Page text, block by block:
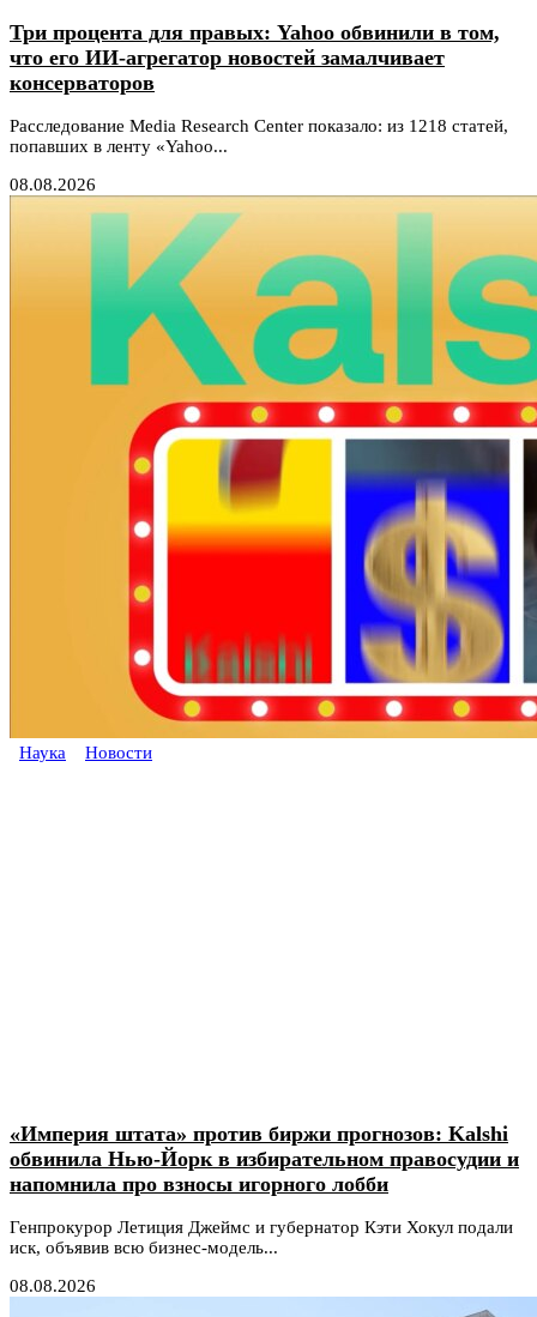
Три процента для правых: Yahoo обвинили в том,
что его ИИ-агрегатор новостей замалчивает
консерваторов
Расследование Media Research Center показало: из 1218 статей,
попавших в ленту «Yahoo...
08.08.2026
Наука Новости
«Империя штата» против биржи прогнозов: Kalshi
обвинила Нью-Йорк в избирательном правосудии и
напомнила про взносы игорного лобби
Генпрокурор Летиция Джеймс и губернатор Кэти Хокул подали
иск, объявив всю бизнес-модель...
08.08.2026